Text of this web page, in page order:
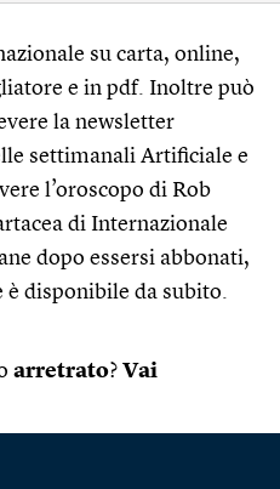
su carta, online,
e in pdf. Inoltre può
la newsletter
settimanali Artificiale e
l’oroscopo di Rob
di Internazionale
dopo essersi abbonati,
disponibile da subito.
arretrato? Vai